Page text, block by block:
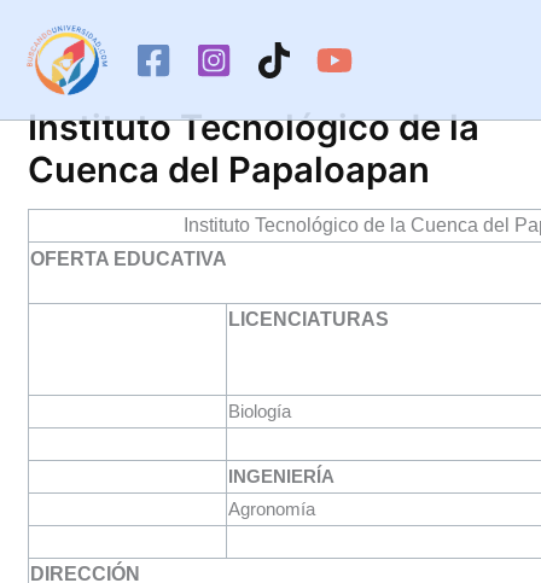
contenido
Instituto Tecnológico de la
Cuenca del Papaloapan
Instituto Tecnológico de la Cuenca del
OFERTA EDUCATIVA
LICENCIATURAS
Biología
INGENIERÍA
Agronomía
DIRECCIÓN